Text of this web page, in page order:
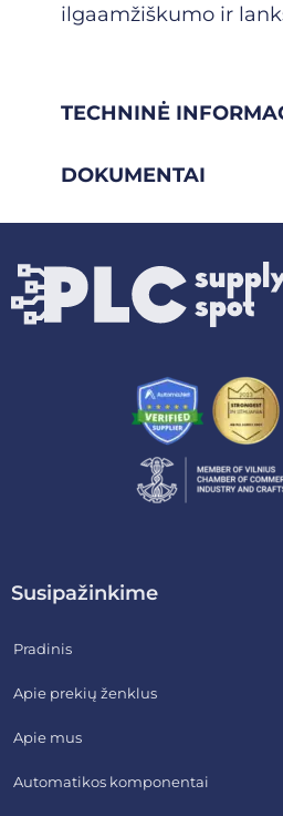
TECHNINĖ
DOKUMENTAI
ilgaamžiškumo ir
Susipažinkime
Pradinis
Apie prekių ženklus
Apie mus
Automatikos komponentai